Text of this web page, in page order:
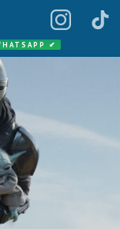
✔